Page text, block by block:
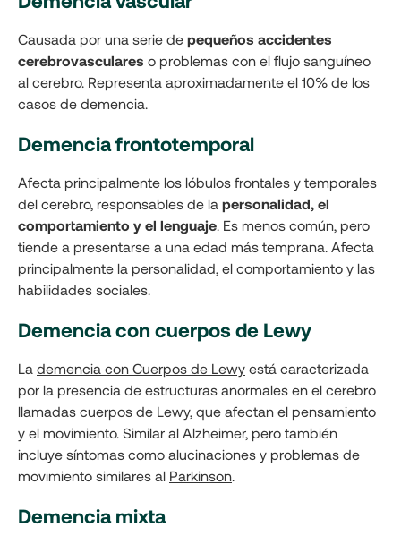
Causada por una serie de pequeños accidentes
cerebrovasculares o problemas con el flujo sanguíneo
al cerebro. Representa aproximadamente el 10% de los
casos de demencia.
Demencia frontotemporal
Afecta principalmente los lóbulos frontales y temporales
del cerebro, responsables de la personalidad, el
comportamiento y el lenguaje. Es menos común, pero
tiende a presentarse a una edad más temprana. Afecta
principalmente la personalidad, el comportamiento y las
habilidades sociales.
Demencia con cuerpos de Lewy
La demencia con Cuerpos de Lewy está caracterizada
por la presencia de estructuras anormales en el cerebro
llamadas cuerpos de Lewy, que afectan el pensamiento
y el movimiento. Similar al Alzheimer, pero también
incluye síntomas como alucinaciones y problemas de
movimiento similares al Parkinson.
Demencia mixta